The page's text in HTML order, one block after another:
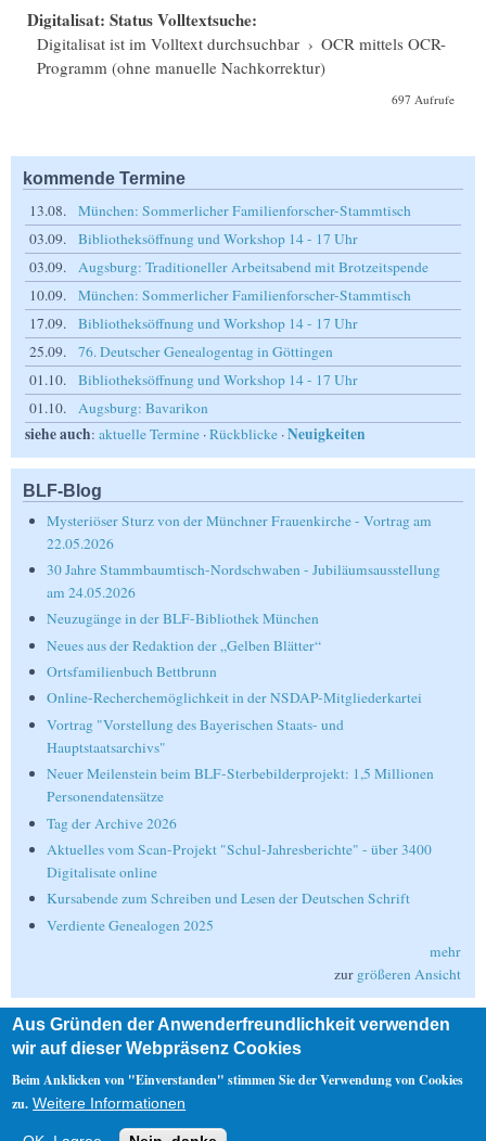
Digitalisat: Status Volltextsuche:
Digitalisat ist im Volltext durchsuchbar › OCR mittels OCR-
Programm (ohne manuelle Nachkorrektur)
697 Aufrufe
kommende Termine
13.08.
München: Sommerlicher Familienforscher-Stammtisch
03.09.
Bibliotheksöffnung und Workshop 14 - 17 Uhr
03.09.
Augsburg: Traditioneller Arbeitsabend mit Brotzeitspende
10.09.
München: Sommerlicher Familienforscher-Stammtisch
17.09.
Bibliotheksöffnung und Workshop 14 - 17 Uhr
25.09.
76. Deutscher Genealogentag in Göttingen
01.10.
Bibliotheksöffnung und Workshop 14 - 17 Uhr
01.10.
Augsburg: Bavarikon
siehe auch: aktuelle Termine ·Rückblicke ·Neuigkeiten
BLF-Blog
Mysteriöser Sturz von der Münchner Frauenkirche - Vortrag am
22.05.2026
30 Jahre Stammbaumtisch-Nordschwaben - Jubiläumsausstellung
am 24.05.2026
Neuzugänge in der BLF-Bibliothek München
Neues aus der Redaktion der „Gelben Blätter“
Ortsfamilienbuch Bettbrunn
Online-Recherchemöglichkeit in der NSDAP-Mitgliederkartei
Vortrag "Vorstellung des Bayerischen Staats- und
Hauptstaatsarchivs"
Neuer Meilenstein beim BLF-Sterbebilderprojekt: 1,5 Millionen
Personendatensätze
Tag der Archive 2026
Aktuelles vom Scan-Projekt "Schul-Jahresberichte" - über 3400
Digitalisate online
Kursabende zum Schreiben und Lesen der Deutschen Schrift
Verdiente Genealogen 2025
mehr
zur größeren Ansicht
Suche
Suche
Nebenmenü
Aus Gründen der Anwenderfreundlichkeit verwenden
wir auf dieser Webpräsenz Cookies
Beim Anklicken von "Einverstanden" stimmen Sie der Verwendung von Cookies
zu. Weitere Informationen